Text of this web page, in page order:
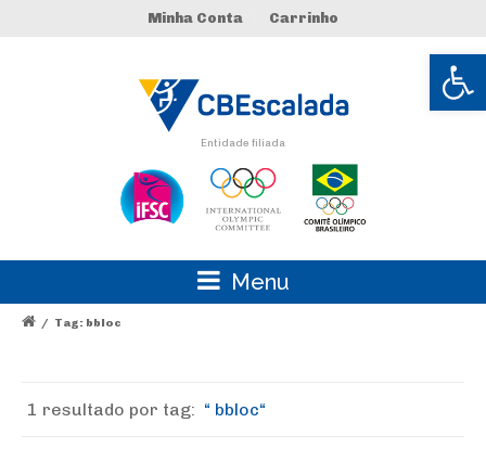
Abrir
Minha Conta Carrinho
Entidade filiada
Menu
/ Tag: bbloc
1 resultado por tag: bbloc